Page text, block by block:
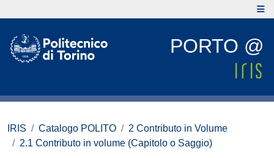
PORTO @
IRIS Catalogo POLITO
2 Contributo in Volume
2.1 Contributo in volume (Capitolo o Saggio)